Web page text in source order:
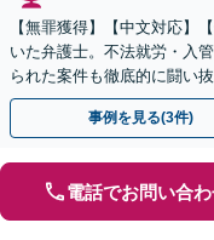
【無罪獲得】【中文対応】
いた弁護士。不法就労・入
られた案件も徹底的に闘い抜
事例を見る(3件)
電話でお問い合